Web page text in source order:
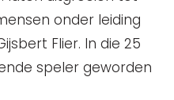
onder leiding
Flier. In die 25
speler geworden